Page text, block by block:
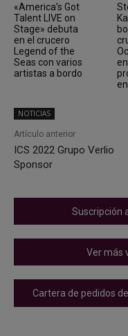
«America’s Got
Talent LIVE on
Stage» debuta
en el crucero
Legend of the
Seas con varios
artistas a bordo
NOTICIAS
Artículo anterior
ICS 2022 Grupo Verlio
Sponsor
Suscripción
Ver más
Cartera de pedidos